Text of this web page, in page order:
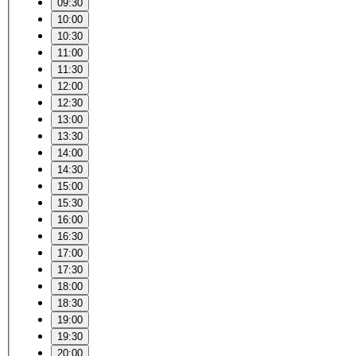
09:30
10:00
10:30
11:00
11:30
12:00
12:30
13:00
13:30
14:00
14:30
15:00
15:30
16:00
16:30
17:00
17:30
18:00
18:30
19:00
19:30
20:00